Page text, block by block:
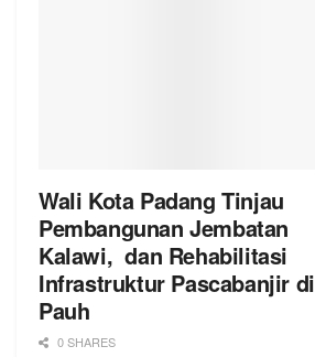
Wali Kota Padang Tinjau
Pembangunan Jembatan
Kalawi, dan Rehabilitasi
Infrastruktur Pascabanjir di
Pauh
0 SHARES